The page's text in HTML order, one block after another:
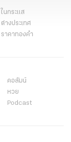
ในกระแส
ต่างประเทศ
ราคาทองคำ
คอลัมน์
หวย
Podcast